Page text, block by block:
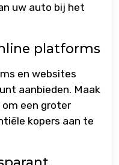
uw auto bij het
platforms
en websites
aanbieden. Maak
een groter
kopers aan te